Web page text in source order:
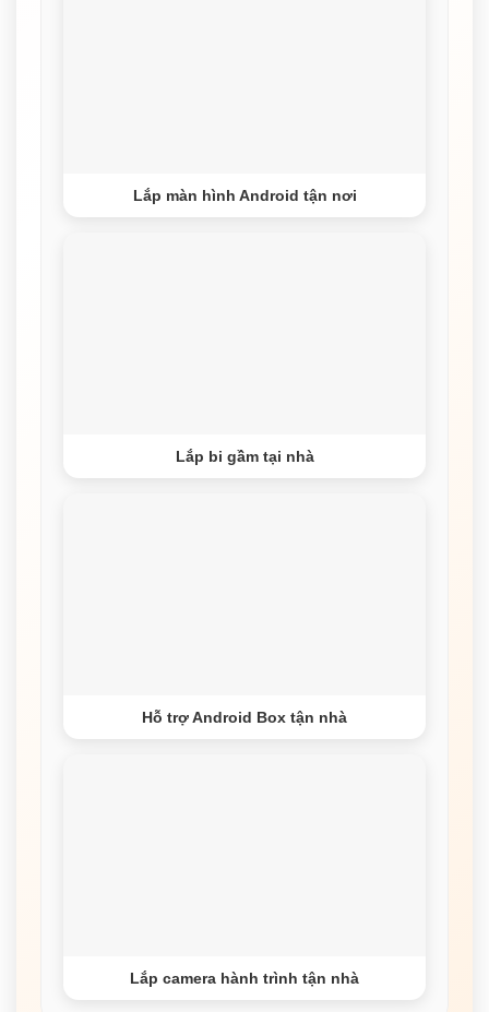
Lắp màn hình Android tận nơi
Lắp bi gầm tại nhà
Hỗ trợ Android Box tận nhà
Lắp camera hành trình tận nhà